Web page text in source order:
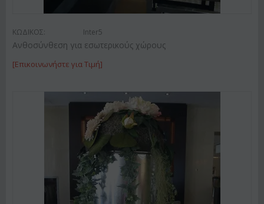
ΚΩΔΙΚΟΣ: Inter5
Ανθοσύνθεση για εσωτερικούς χώρους
[Επικοινωνήστε για Τιμή]